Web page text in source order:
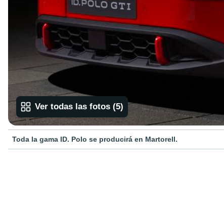
Ver todas las fotos (5)
Toda la gama ID. Polo se producirá en Martorell.